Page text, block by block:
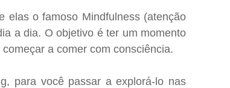
elas o famoso Mindfulness (atenção
a dia. O objetivo é ter um momento
a comer com consciência.
para você passar a explorá-lo nas